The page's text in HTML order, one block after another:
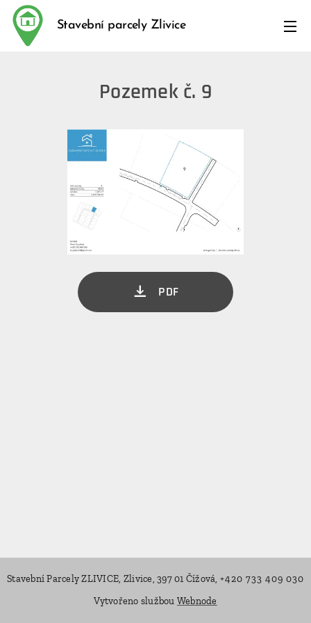
Stavební parcely Zlivice
Pozemek č. 9
PDF
Stavební Parcely ZLIVICE, Zlivice, 397 01 Čížová, +420 733 409 030
Vytvořeno službou Webnode